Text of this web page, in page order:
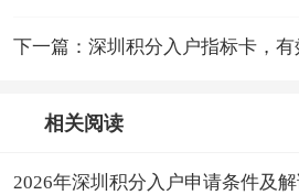
下一篇：深圳积分入户指标卡，
相关阅读
2026年深圳积分入户申请条件及